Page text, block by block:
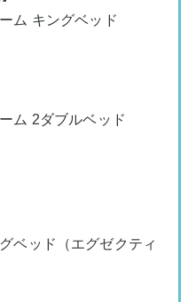
ム キングベッド
ム 2ダブルベッド
ベッド（エグゼクティ